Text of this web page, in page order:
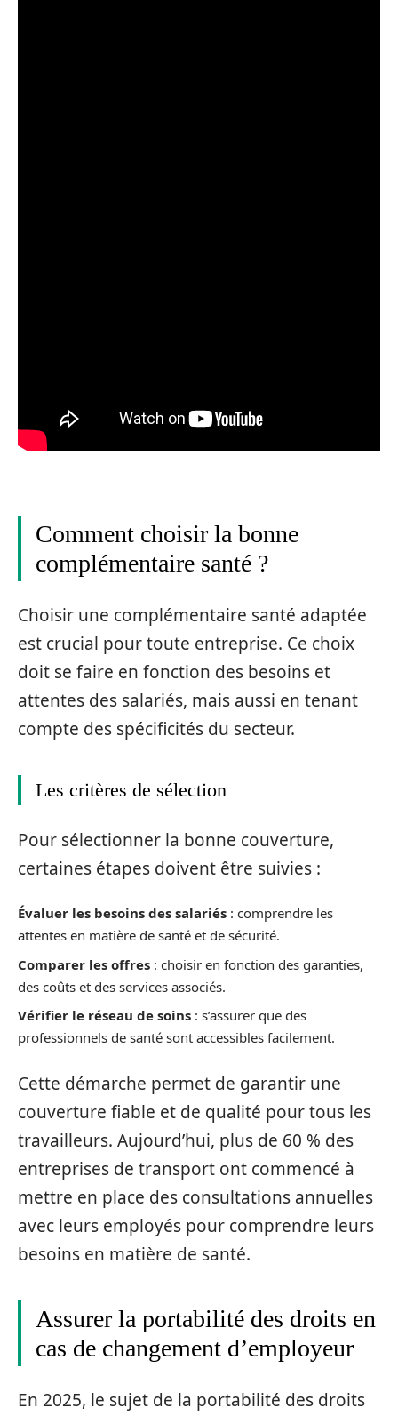
Comment choisir la bonne
complémentaire santé ?
Choisir une complémentaire santé adaptée
est crucial pour toute entreprise. Ce choix
doit se faire en fonction des besoins et
attentes des salariés, mais aussi en tenant
compte des spécificités du secteur.
Les critères de sélection
Pour sélectionner la bonne couverture,
certaines étapes doivent être suivies :
Évaluer les besoins des salariés : comprendre les
attentes en matière de santé et de sécurité.
Comparer les offres : choisir en fonction des garanties,
des coûts et des services associés.
Vérifier le réseau de soins : s’assurer que des
professionnels de santé sont accessibles facilement.
Cette démarche permet de garantir une
couverture fiable et de qualité pour tous les
travailleurs. Aujourd’hui, plus de 60 % des
entreprises de transport ont commencé à
mettre en place des consultations annuelles
avec leurs employés pour comprendre leurs
besoins en matière de santé.
Assurer la portabilité des droits en
cas de changement d’employeur
En 2025, le sujet de la portabilité des droits